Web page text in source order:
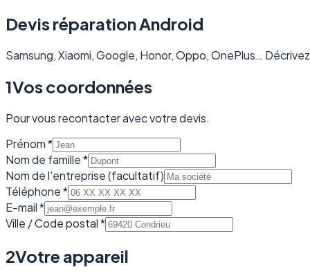
Devis réparationAndroid
Samsung, Xiaomi, Google, Honor, Oppo, OnePlus…
1Vos coordonnées
Pour vous recontacter avec votre devis.
Prénom*
Nom de famille*
Nom de l'entreprise(facultatif)
Téléphone*
E-mail*
Ville / Code postal*
2Votre appareil